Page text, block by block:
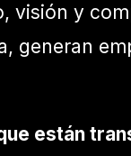
visión y
generan
están